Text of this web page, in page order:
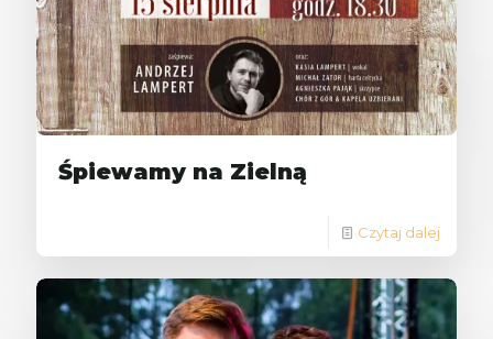
Śpiewamy na Zielną
Czytaj dalej